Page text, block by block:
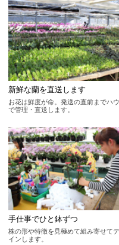
新鮮な蘭を直送します
お花は鮮度が命。発送の直前までハ
で管理・直送します。
手仕事でひと鉢ずつ
株の形や特徴を見極めて組み寄せて
インします。